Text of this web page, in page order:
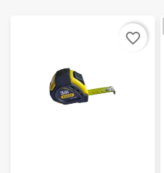
favorite_border